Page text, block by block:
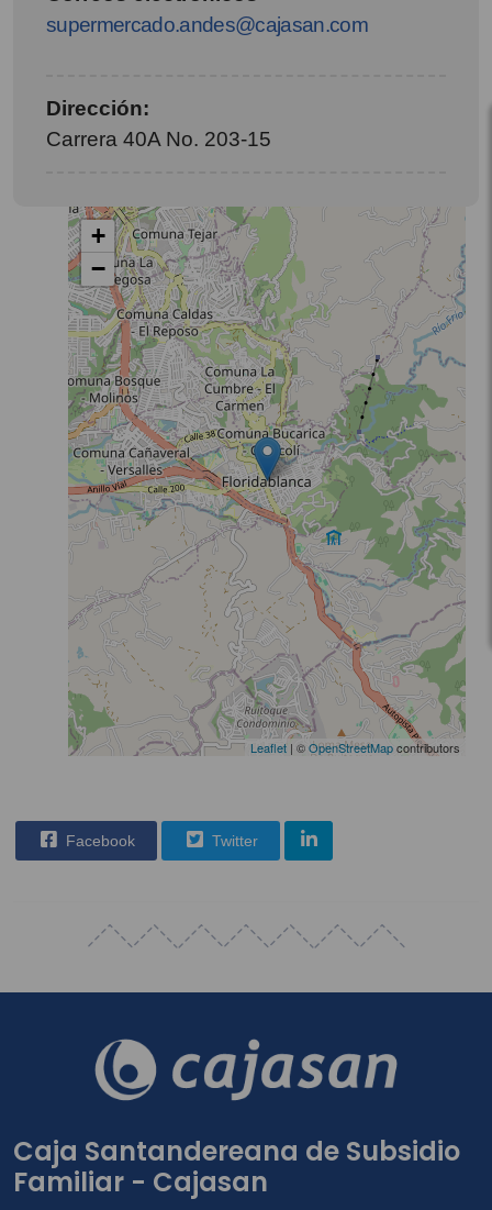
supermercado.andes@cajasan.com
Dirección:
Carrera 40A No. 203‑15
+
−
Leaflet | ©OpenStreetMapcontributors
Facebook Twitter
Caja Santandereana de Subsidio
Familiar - Cajasan